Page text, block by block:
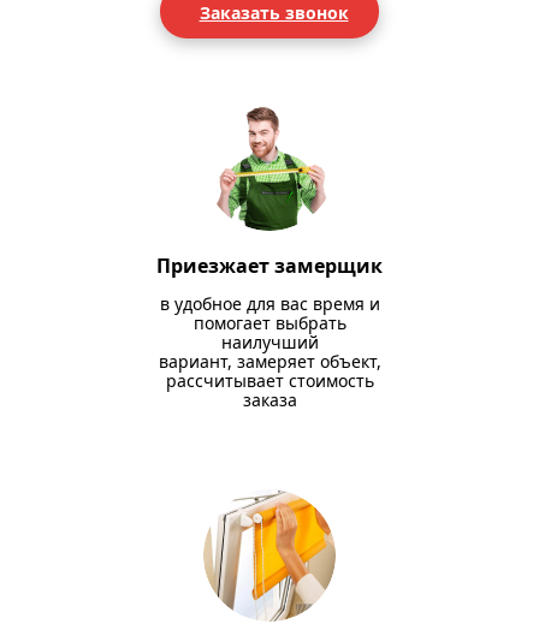
Заказать звонок
Приезжает замерщик
в удобное для вас время и
помогает выбрать
наилучший
вариант, замеряет объект,
рассчитывает стоимость
заказа